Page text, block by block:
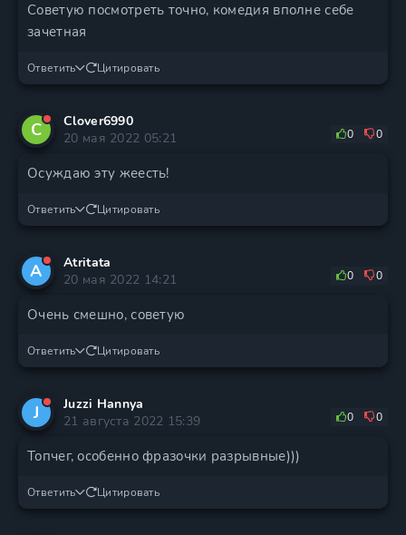
Советую посмотреть точно, комедия вполне себе
зачетная
Ответить Цитировать
C
Clover6990
20 мая 2022 05:21
0 0
Осуждаю эту жеесть!
Ответить Цитировать
A
Atritata
20 мая 2022 14:21
0 0
Очень смешно, советую
Ответить Цитировать
J
Juzzi Hannya
21 августа 2022 15:39
0 0
Топчег, особенно фразочки разрывные)))
Ответить Цитировать